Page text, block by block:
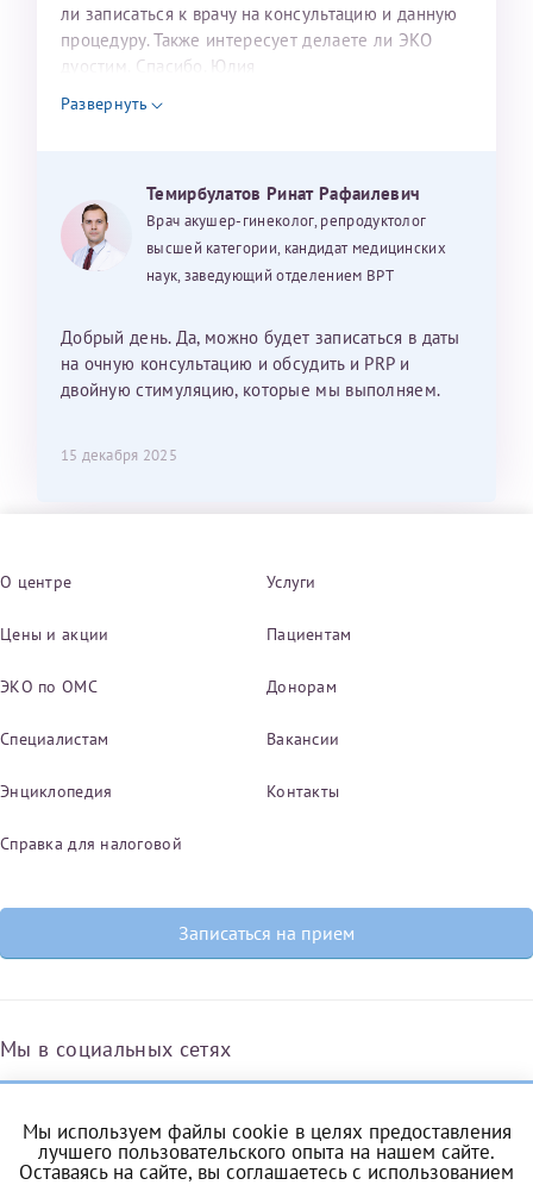
ли записаться к врачу на консультацию и данную
процедуру. Также интересует делаете ли ЭКО
дуостим. Спасибо. Юлия
Развернуть
Темирбулатов Ринат Рафаилевич
Врач акушер-гинеколог, репродуктолог
высшей категории, кандидат медицинских
наук, заведующий отделением ВРТ
Добрый день. Да, можно будет записаться в даты
на очную консультацию и обсудить и PRP и
двойную стимуляцию, которые мы выполняем.
15 декабря 2025
О центре Услуги
Цены и акции Пациентам
ЭКО по ОМС Донорам
Специалистам Вакансии
Энциклопедия Контакты
Справка для налоговой
Записаться на прием
Мы в социальных сетях
Вконтакте ОдноклассникиЯндекс.Дзен Telegram Max
Мы используем файлы cookie в целях предоставления
лучшего пользовательского опыта на нашем сайте.
Оставаясь на сайте, вы соглашаетесь с использованием